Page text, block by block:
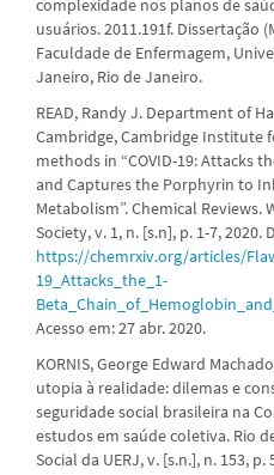
complexidade nos planos de
usuários. 2011.191f. Dissertação
Faculdade de Enfermagem,
Janeiro, Rio de Janeiro.
READ, Randy J. Department of
Cambridge, Cambridge Institute
methods in “COVID-19: Attacks
and Captures the Porphyrin to
Metabolism”. Chemical Reviews.
Society, v. 1, n. [s.n], p. 1-7, 2020.
https://chemrxiv.org/articles/
19_Attacks_the_1-
Acesso em: 27 abr. 2020.
KORNIS, George Edward
utopia à realidade: dilemas e
seguridade social brasileira na
estudos em saúde coletiva. Rio
Social da UERJ, v. [s.n.], n. 153, p.